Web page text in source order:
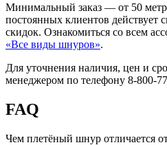
Минимальный заказ — от 50
постоянных клиентов действует
скидок. Ознакомиться со всем
«Все виды шнуров».
Для уточнения наличия, цен и
менеджером по телефону 8-800-
FAQ
Чем плетёный шнур отличается